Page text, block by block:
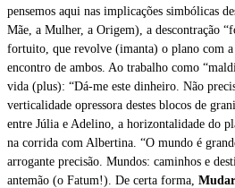
pensemos aqui nas implicações simbólicas
Mãe, a Mulher, a Origem), a descontração
fortuito, que revolve (imanta) o plano com a
encontro de ambos. Ao trabalho como
vida (plus): “Dá-me este dinheiro. Não
verticalidade opressora destes blocos de
entre Júlia e Adelino, a horizontalidade do
na corrida com Albertina. “O mundo é
arrogante precisão. Mundos: caminhos e
antemão (o Fatum!). De certa forma,